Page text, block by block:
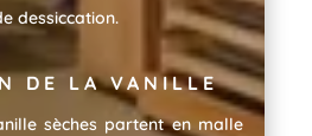
dessiccation.
DE LA VANILLE
sèches partent en malle